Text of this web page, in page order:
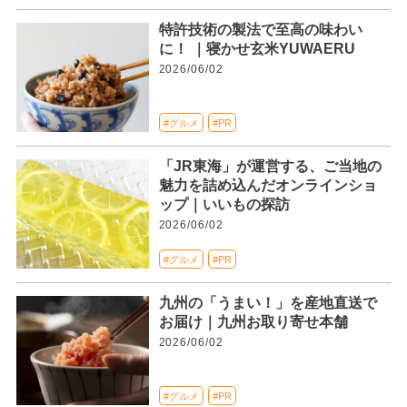
特許技術の製法で至高の味わい
に！ ｜寝かせ玄米YUWAERU
2026/06/02
#グルメ #PR
「JR東海」が運営する、ご当地の
魅力を詰め込んだオンラインショ
ップ｜いいもの探訪
2026/06/02
#グルメ #PR
九州の「うまい！」を産地直送で
お届け｜九州お取り寄せ本舗
2026/06/02
#グルメ #PR